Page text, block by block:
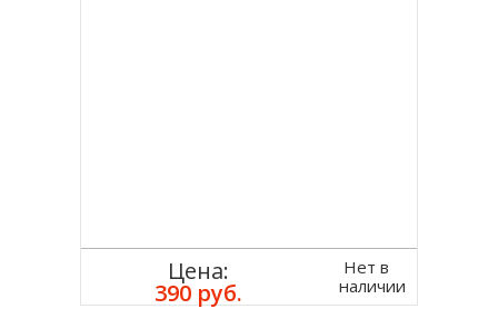
Цена:
390 руб.
Нет в
наличии